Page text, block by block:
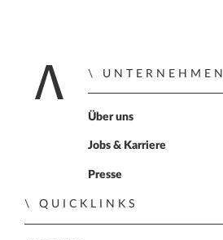
Home
UNTERNEHMEN
Über uns
Jobs & Karriere
Presse
QUICKLINKS